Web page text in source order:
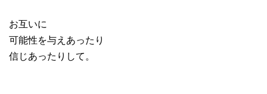
お互いに
可能性を与えあったり
信じあったりして。